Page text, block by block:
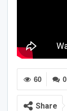
0
60
Share